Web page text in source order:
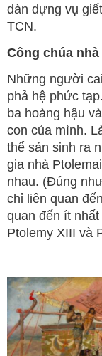
dàn dựng vụ
TCN.
Công chúa
Những người
phả hệ phức
ba hoàng hậu
con của mình.
thể sản sinh ra
gia nhà
nhau. (Đúng
chỉ liên quan
quan đến ít
Ptolemy XIII và